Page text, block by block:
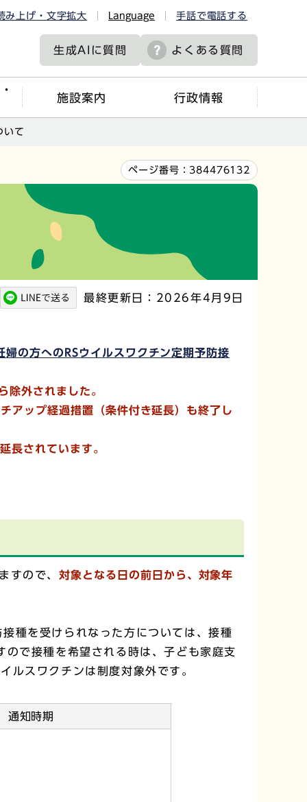
み上げ・文字拡大 Language 手話で電話する
生成AIに質問 よくある質問
施設案内 行政情報
いて
ページ番号： 384476132
最終更新日：2026年4月9日
婦の方へのRSウイルスワクチン定期予防接
除外されました。
ップ経過措置（条件付き延長）も終了し
長されています。
すので、 対象となる日の前日から、対象年
種を受けられなった方については、接種
で接種を希望される時は、子ども家庭支
スワクチンは制度対象外です。
通知時期